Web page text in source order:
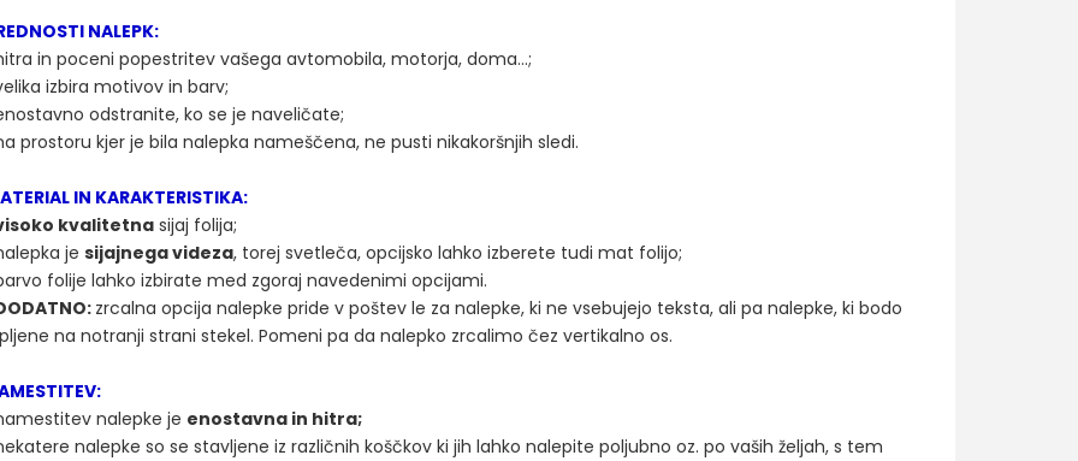
NALEPK:
in poceni popestritev vašega avtomobila, motorja, doma...;
izbira motivov in barv;
odstranite, ko se je naveličate;
prostoru kjer je bila nalepka nameščena, ne pusti nikakoršnjih sledi.
IN KARAKTERISTIKA:
kvalitetnasijaj folija;
je sijajnega videza, torej svetleča, opcijsko lahko izberete tudi mat folijo;
folije lahko izbirate med zgoraj navedenimi opcijami.
zrcalna opcija nalepke pride v poštev le za nalepke, ki ne vsebujejo teksta, ali pa nalepke, ki bodo
na notranji strani stekel. Pomeni pa da nalepko zrcalimo čez vertikalno os.
nalepke je enostavna in hitra;
nalepke so se stavljene iz različnih koščkov ki jih lahko nalepite poljubno oz. po vaših željah, s tem